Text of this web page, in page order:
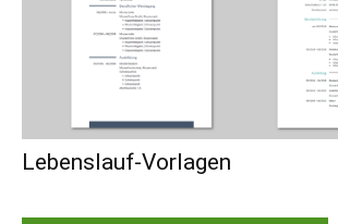
Lebenslauf-Vorlagen